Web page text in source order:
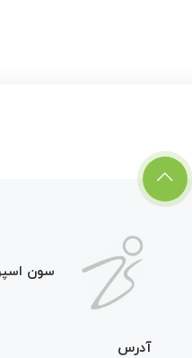
سون
آدرس